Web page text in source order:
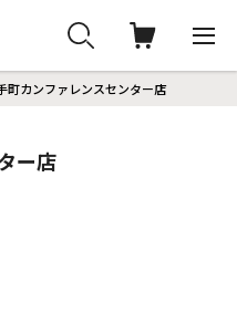
町カンファレンスセンター店
ー店